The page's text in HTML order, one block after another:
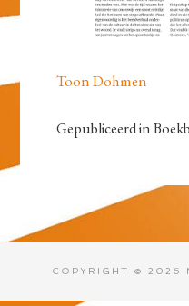
Toon Dohmen
Gepubliceerd in
COPYRIGHT © 2026